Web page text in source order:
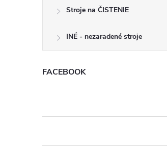
Stroje na ČISTENIE
INÉ - nezaradené stroje
FACEBOOK